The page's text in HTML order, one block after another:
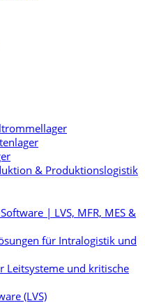
& Produktionslogistik
| LVS, MFR, MES &
für Intralogistik und
Leitsysteme und kritische
(LVS)